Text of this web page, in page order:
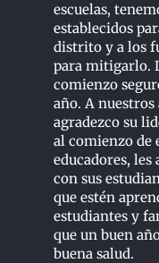
escuelas,
establecidos
distrito y a los
para mitigarlo.
comienzo
año. A
agradezco su
al comienzo de
educadores,
con sus
que estén
estudiantes y
que un buen
buena salud.